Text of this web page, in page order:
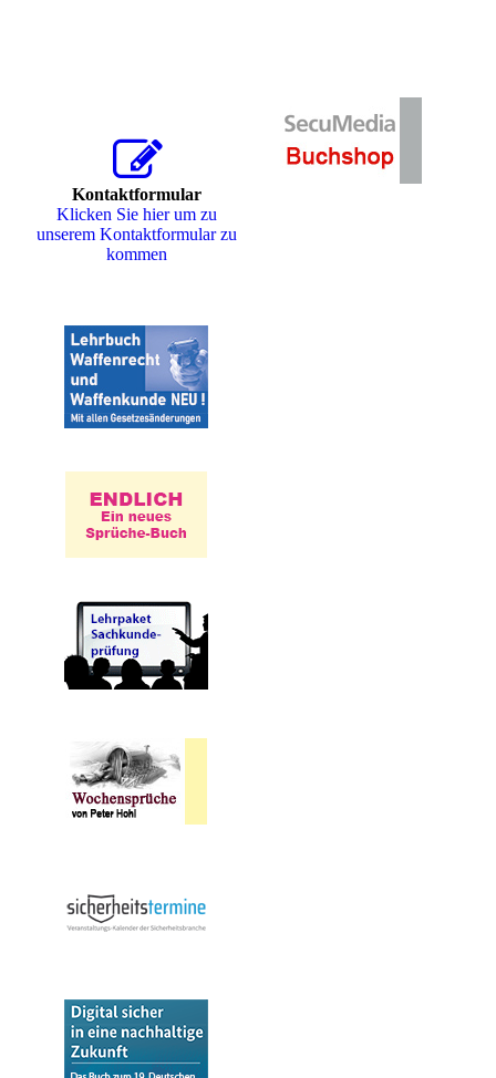
Kontaktformular
Klicken Sie hier um zu
unserem Kon­takt­for­mu­lar zu
kommen